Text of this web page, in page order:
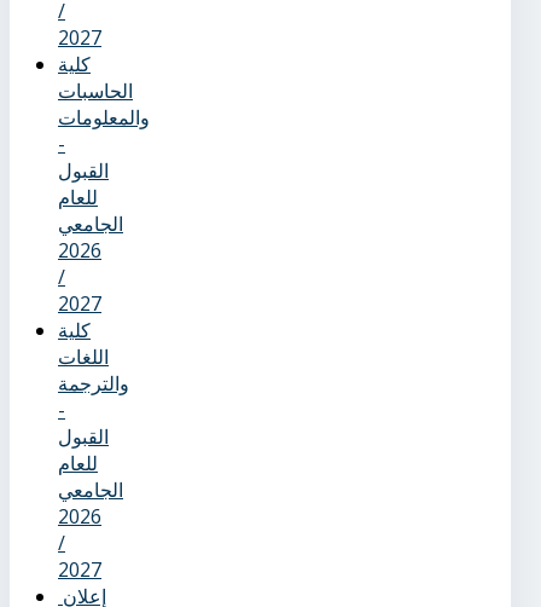
/
2027
كلية
الحاسبات
والمعلومات
-
القبول
للعام
الجامعي
2026
/
2027
كلية
اللغات
والترجمة
-
القبول
للعام
الجامعي
2026
/
2027